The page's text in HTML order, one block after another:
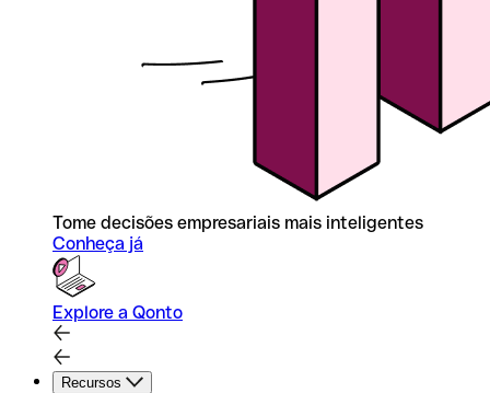
Tome decisões empresariais mais inteligentes
Conheça já
Explore a Qonto
Recursos